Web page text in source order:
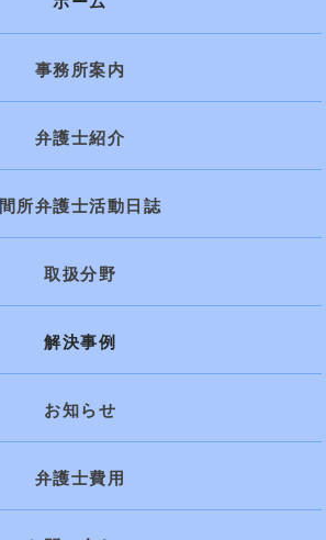
事務所案内
弁護士紹介
間所弁護士活動日誌
取扱分野
解決事例
お知らせ
弁護士費用